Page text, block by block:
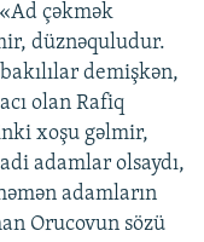
çəkmək
düznəquludur.
demişkən,
olan Rafiq
xoşu gəlmir,
adamlar olsaydı,
adamların
Orucovun sözü